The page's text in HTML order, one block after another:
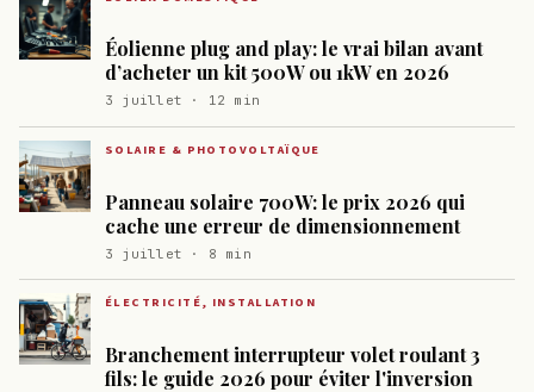
Éolienne plug and play: le vrai bilan avant
d’acheter un kit 500W ou 1kW en 2026
3 juillet · 12 min
SOLAIRE & PHOTOVOLTAÏQUE
Panneau solaire 700W: le prix 2026 qui
cache une erreur de dimensionnement
3 juillet · 8 min
ÉLECTRICITÉ, INSTALLATION
Branchement interrupteur volet roulant 3
fils: le guide 2026 pour éviter l'inversion